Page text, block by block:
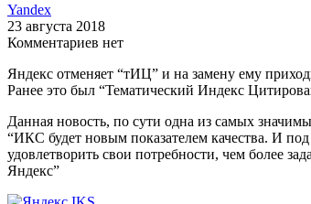
Yandex
23 августа 2018
Комментариев нет
Яндекс отменяет “тИЦ” и на замену ему
Ранее это был “Тематический Индекс
Данная новость, по сути одна из самых
“ИКС будет новым показателем качества. И
удовлетворить свои потребности, чем более
Яндекс”